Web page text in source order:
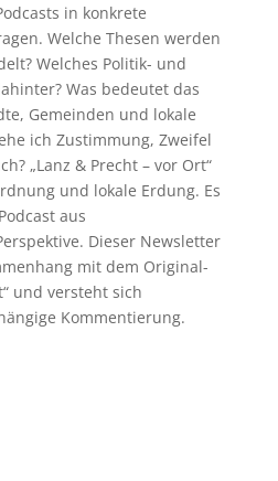
in konkrete
Welche Thesen werden
Welches Politik- und
Was bedeutet das
Gemeinden und lokale
ich Zustimmung, Zweifel
„Lanz & Precht – vor Ort“
und lokale Erdung. Es
aus
Dieser Newsletter
mit dem Original-
und versteht sich
Kommentierung.